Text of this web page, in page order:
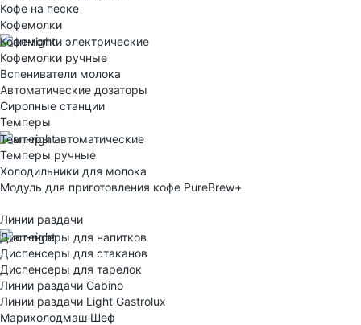
Кофе на песке
Кофемолки
Кофемолки электрические
Кофемолки ручные
Вспениватели молока
Автоматические дозаторы
Сиропные станции
Темперы
Темперы автоматические
Темперы ручные
Холодильники для молока
Модуль для приготовления кофе PureBrew+
Линии раздачи
Диспенсеры для напитков
Диспенсеры для стаканов
Диспенсеры для тарелок
Линии раздачи Gabino
Линии раздачи Light Gastrolux
Марихолодмаш Шеф